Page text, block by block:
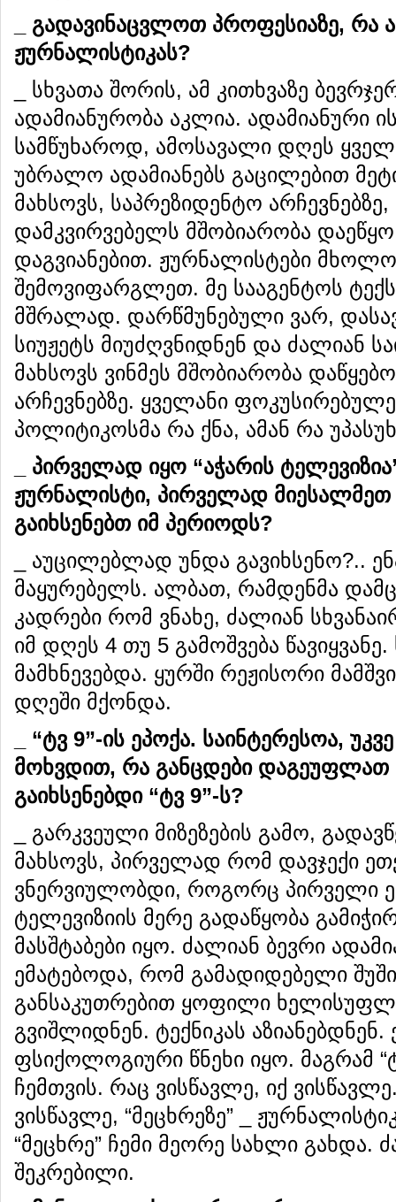
გადავინაცვლოთ პროფესიაზე, რა
ჟურნალისტიკას?
_ სხვათა შორის, ამ კითხვაზე
ადამიანურობა აკლია. ადამიანური
სამწუხაროდ, ამოსავალი დღეს
უბრალო ადამიანებს გაცილებით
მახსოვს, საპრეზიდენტო
დამკვირვებელს მშობიარობა
დაგვიანებით. ჟურნალისტები
შემოვიფარგლეთ. მე სააგენტოს
მშრალად. დარწმუნებული ვარ,
სიუჟეტს მიუძღვნიდნენ და ძალიან
მახსოვს ვინმეს მშობიარობა
არჩევნებზე. ყველანი
პოლიტიკოსმა რა ქნა, ამან რა
პირველად იყო “აჭარის ტელევიზია
ჟურნალისტი, პირველად მიესალმეთ
გაიხსენებთ იმ პერიოდს?
_ აუცილებლად უნდა გავიხსენო?..
მაყურებელს. ალბათ, რამდენმა
კადრები რომ ვნახე, ძალიან
იმ დღეს 4 თუ 5 გამოშვება
მამხნევებდა. ყურში რეჟისორი
დღეში მქონდა.
_ “ტვ 9”-ის ეპოქა. საინტერესოა, უკვე
მოხვდით, რა განცდები დაგეუფლათ
გაიხსენებდი “ტვ 9”-ს?
_ გარკვეული მიზეზების გამო,
მახსოვს, პირველად რომ დავჯექი
ვნერვიულობდი, როგორც პირველი
ტელევიზიის მერე გადაწყობა
მასშტაბები იყო. ძალიან ბევრი
ემატებოდა, რომ გამადიდებელი
განსაკუთრებით ყოფილი
გვიშლიდნენ. ტექნიკას
ფსიქოლოგიური წნეხი იყო. მაგრამ
ჩემთვის. რაც ვისწავლე, იქ
ვისწავლე, “მეცხრეზე” _
“მეცხრე” ჩემი მეორე სახლი გახდა.
შეკრებილი.